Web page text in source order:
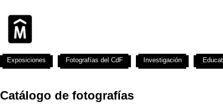
Catálogo de fotografías
Exposiciones Fotografías del CdF Investigación